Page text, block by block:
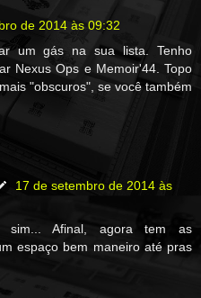
de 2014 às 09:32
um gás na sua lista. Tenho
Nexus Ops e Memoir'44. Topo
"obscuros", se você também
17 de setembro de 2014 às
sim... Afinal, agora tem as
espaço bem maneiro até pras